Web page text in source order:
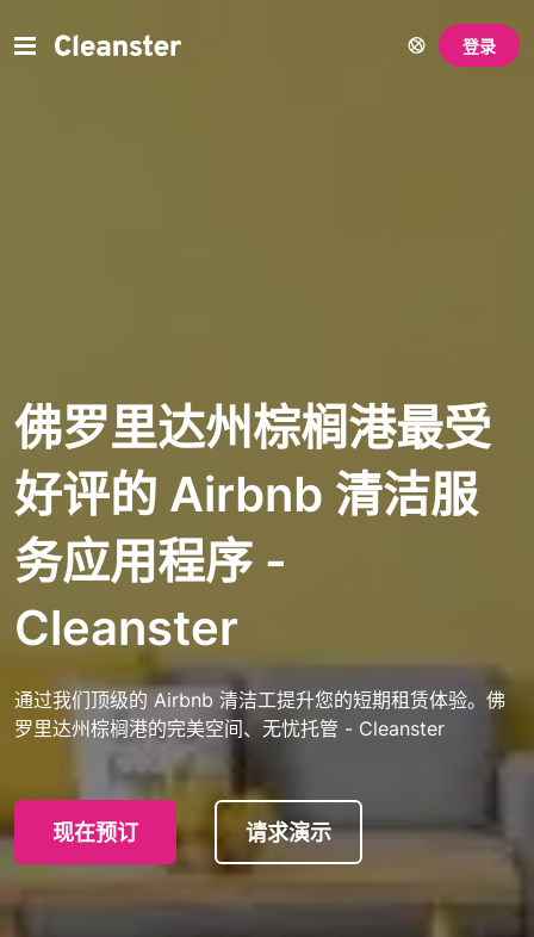
登录
佛罗里达州棕榈港最受
好评的 Airbnb 清洁服
务应用程序 -
Cleanster
通过我们顶级的 Airbnb 清洁工提升您的短期租赁体验。佛
罗里达州棕榈港的完美空间、无忧托管 - Cleanster
现在预订 请求演示